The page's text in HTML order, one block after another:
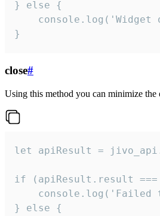
} else {
console.log('Widget
}
close#
Using this method you can minimize the
let apiResult =
if (apiResult.result
console.log('Failed
} else {